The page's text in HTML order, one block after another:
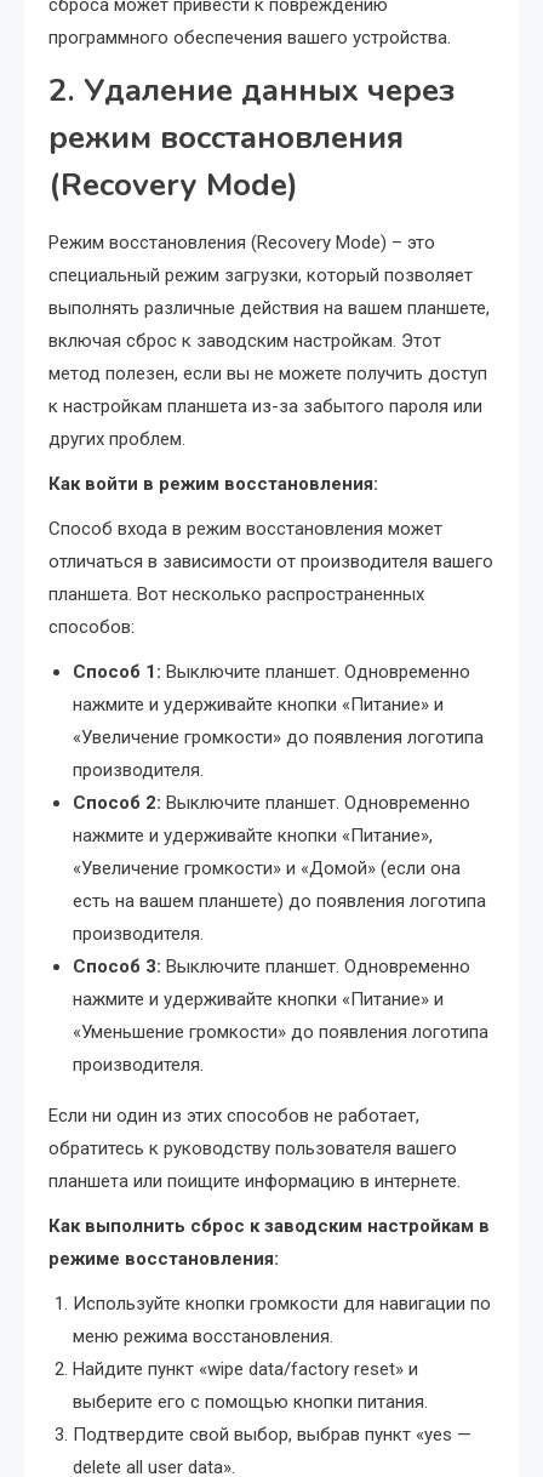
сброса может привести к повреждению
программного обеспечения вашего устройства.
2. Удаление данных через
режим восстановления
(Recovery Mode)
Режим восстановления (Recovery Mode) – это
специальный режим загрузки, который позволяет
выполнять различные действия на вашем планшете,
включая сброс к заводским настройкам. Этот
метод полезен, если вы не можете получить доступ
к настройкам планшета из-за забытого пароля или
других проблем.
Как войти в режим восстановления:
Способ входа в режим восстановления может
отличаться в зависимости от производителя вашего
планшета. Вот несколько распространенных
способов:
Способ 1: Выключите планшет. Одновременно
нажмите и удерживайте кнопки «Питание» и
«Увеличение громкости» до появления логотипа
производителя.
Способ 2: Выключите планшет. Одновременно
нажмите и удерживайте кнопки «Питание»,
«Увеличение громкости» и «Домой» (если она
есть на вашем планшете) до появления логотипа
производителя.
Способ 3: Выключите планшет. Одновременно
нажмите и удерживайте кнопки «Питание» и
«Уменьшение громкости» до появления логотипа
производителя.
Если ни один из этих способов не работает,
обратитесь к руководству пользователя вашего
планшета или поищите информацию в интернете.
Как выполнить сброс к заводским настройкам в
режиме восстановления:
Используйте кнопки громкости для навигации по
меню режима восстановления.
Найдите пункт «wipe data/factory reset» и
выберите его с помощью кнопки питания.
Подтвердите свой выбор, выбрав пункт «yes —
delete all user data».